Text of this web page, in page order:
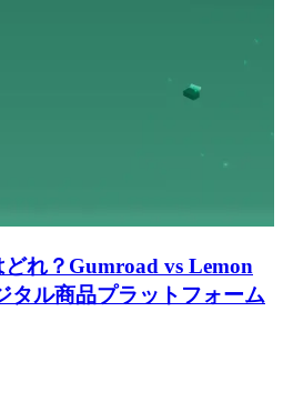
れ？Gumroad vs Lemon
タル商品プラットフォーム